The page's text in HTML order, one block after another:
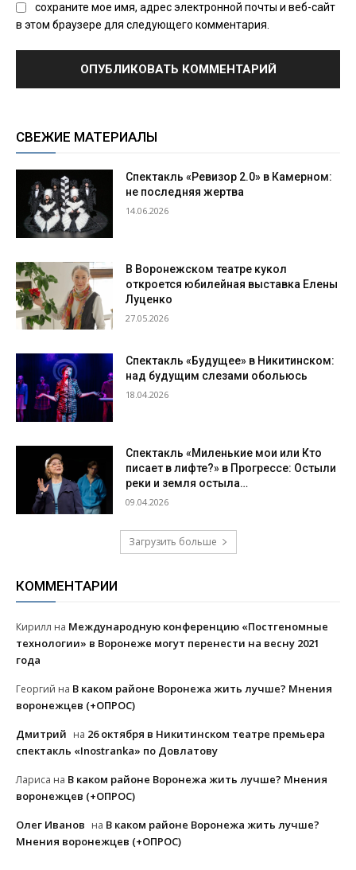
сохраните мое имя, адрес электронной почты и веб-сайт
в этом браузере для следующего комментария.
СВЕЖИЕ МАТЕРИАЛЫ
Спектакль «Ревизор 2.0» в Камерном:
не последняя жертва
14.06.2026
В Воронежском театре кукол
откроется юбилейная выставка Елены
Луценко
27.05.2026
Спектакль «Будущее» в Никитинском:
над будущим слезами обольюсь
18.04.2026
Спектакль «Миленькие мои или Кто
писает в лифте?» в Прогрессе: Остыли
реки и земля остыла…
09.04.2026
Загрузить больше
КОММЕНТАРИИ
Кирилл на Международную конференцию «Постгеномные
технологии» в Воронеже могут перенести на весну 2021
года
Георгий на В каком районе Воронежа жить лучше? Мнения
воронежцев (+ОПРОС)
Дмитрий на 26 октября в Никитинском театре премьера
спектакль «Inostranka» по Довлатову
Лариса на В каком районе Воронежа жить лучше? Мнения
воронежцев (+ОПРОС)
Олег Иванов на В каком районе Воронежа жить лучше?
Мнения воронежцев (+ОПРОС)